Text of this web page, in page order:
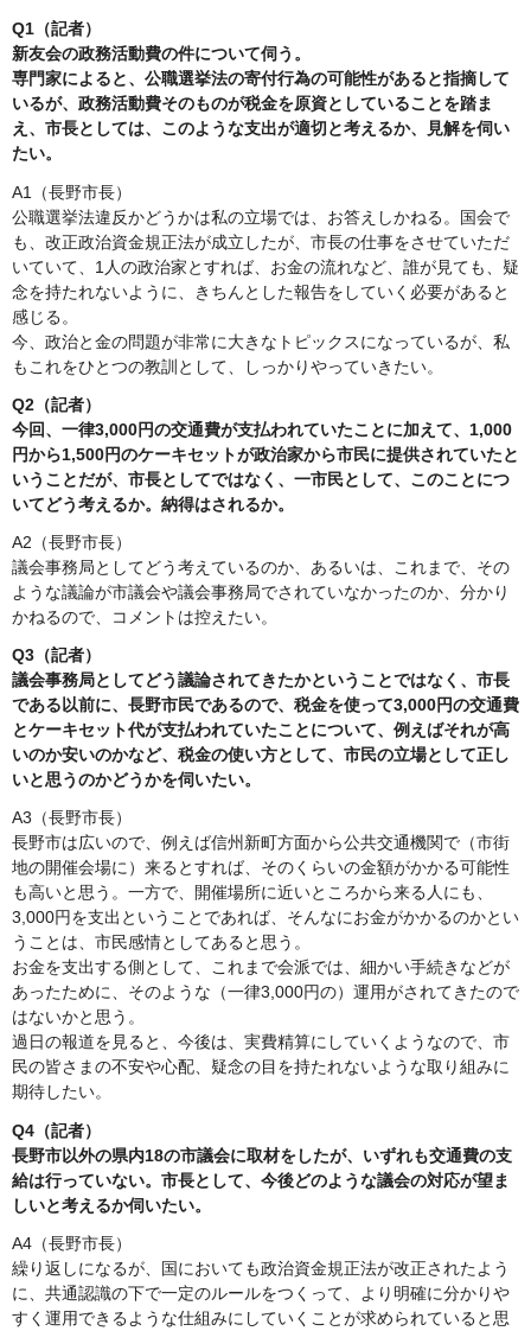
Q1（記者）
新友会の政務活動費の件について伺う。
専門家によると、公職選挙法の寄付行為の可能性があると指摘して
いるが、政務活動費そのものが税金を原資としていることを踏ま
え、市長としては、このような支出が適切と考えるか、見解を伺い
たい。
A1（長野市長）
公職選挙法違反かどうかは私の立場では、お答えしかねる。国会で
も、改正政治資金規正法が成立したが、市長の仕事をさせていただ
いていて、1人の政治家とすれば、お金の流れなど、誰が見ても、疑
念を持たれないように、きちんとした報告をしていく必要があると
感じる。
今、政治と金の問題が非常に大きなトピックスになっているが、私
もこれをひとつの教訓として、しっかりやっていきたい。
Q2（記者）
今回、一律3,000円の交通費が支払われていたことに加えて、1,000
円から1,500円のケーキセットが政治家から市民に提供されていたと
いうことだが、市長としてではなく、一市民として、このことにつ
いてどう考えるか。納得はされるか。
A2（長野市長）
議会事務局としてどう考えているのか、あるいは、これまで、その
ような議論が市議会や議会事務局でされていなかったのか、分かり
かねるので、コメントは控えたい。
Q3（記者）
議会事務局としてどう議論されてきたかということではなく、市長
である以前に、長野市民であるので、税金を使って3,000円の交通費
とケーキセット代が支払われていたことについて、例えばそれが高
いのか安いのかなど、税金の使い方として、市民の立場として正し
いと思うのかどうかを伺いたい。
A3（長野市長）
長野市は広いので、例えば信州新町方面から公共交通機関で（市街
地の開催会場に）来るとすれば、そのくらいの金額がかかる可能性
も高いと思う。一方で、開催場所に近いところから来る人にも、
3,000円を支出ということであれば、そんなにお金がかかるのかとい
うことは、市民感情としてあると思う。
お金を支出する側として、これまで会派では、細かい手続きなどが
あったために、そのような（一律3,000円の）運用がされてきたので
はないかと思う。
過日の報道を見ると、今後は、実費精算にしていくようなので、市
民の皆さまの不安や心配、疑念の目を持たれないような取り組みに
期待したい。
Q4（記者）
長野市以外の県内18の市議会に取材をしたが、いずれも交通費の支
給は行っていない。市長として、今後どのような議会の対応が望ま
しいと考えるか伺いたい。
A4（長野市長）
繰り返しになるが、国においても政治資金規正法が改正されたよう
に、共通認識の下で一定のルールをつくって、より明確に分かりや
すく運用できるような仕組みにしていくことが求められていると思